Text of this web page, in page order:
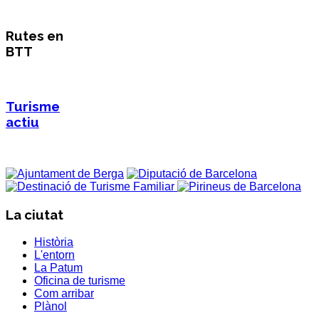
Rutes en
BTT
Turisme
actiu
La ciutat
Història
L'entorn
La Patum
Oficina de turisme
Com arribar
Plànol